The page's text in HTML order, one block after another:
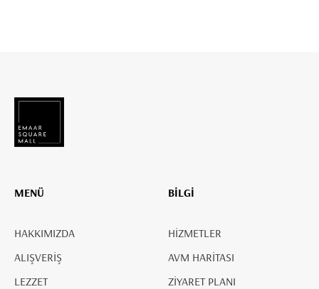
MENÜ
HAKKIMIZDA
ALIŞVERİŞ
LEZZET
BİLGİ
HİZMETLER
AVM HARİTASI
ZİYARET PLANI